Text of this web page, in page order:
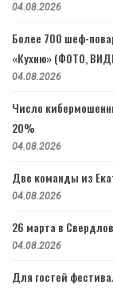
04.08.2026
Более 700 шеф-
«Кухню» (ФОТО,
04.08.2026
Число
20%
04.08.2026
Две команды из
04.08.2026
26 марта в
04.08.2026
Для гостей